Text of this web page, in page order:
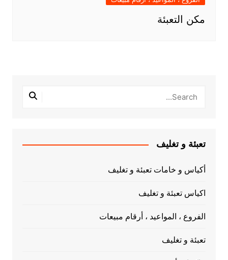
مكن التعبئة
تعبئة و تغليف
أكياس و خامات تعبئة و تغليف
اكياس تعبئة و تغليف
الفروع ، المواعيد ، أرقام مبيعات
تعبئة و تغليف